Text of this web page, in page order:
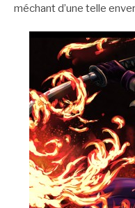
méchant d’une telle